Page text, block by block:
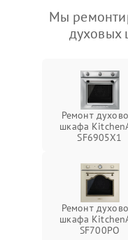
Мы
духовых
Ремонт
шкафа
SF6905X1
Ремонт
шкафа
SF700PO